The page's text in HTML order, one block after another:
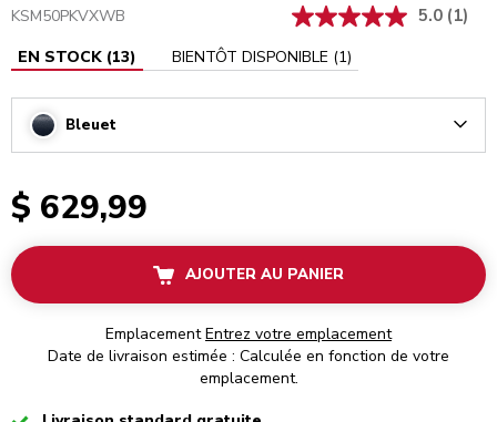
KSM50PKVXWB 5.0 (1)
EN STOCK (13) BIENTÔT DISPONIBLE (1)
Bleuet
$ 629,99
AJOUTER AU PANIER
Emplacement Entrez votre emplacement
Date de livraison estimée : Calculée en fonction de votre
emplacement.